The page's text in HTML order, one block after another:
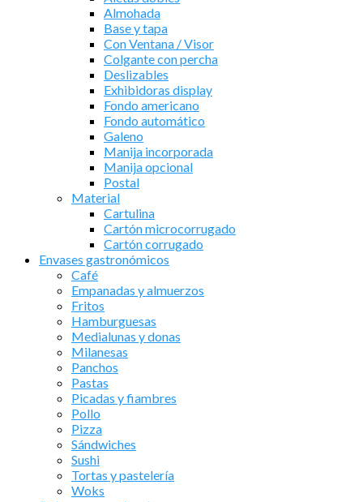
Almohada
Base y tapa
Con Ventana / Visor
Colgante con percha
Deslizables
Exhibidoras display
Fondo americano
Fondo automático
Galeno
Manija incorporada
Manija opcional
Postal
Material
Cartulina
Cartón microcorrugado
Cartón corrugado
Envases gastronómicos
Café
Empanadas y almuerzos
Fritos
Hamburguesas
Medialunas y donas
Milanesas
Panchos
Pastas
Picadas y fiambres
Pollo
Pizza
Sándwiches
Sushi
Tortas y pastelería
Woks